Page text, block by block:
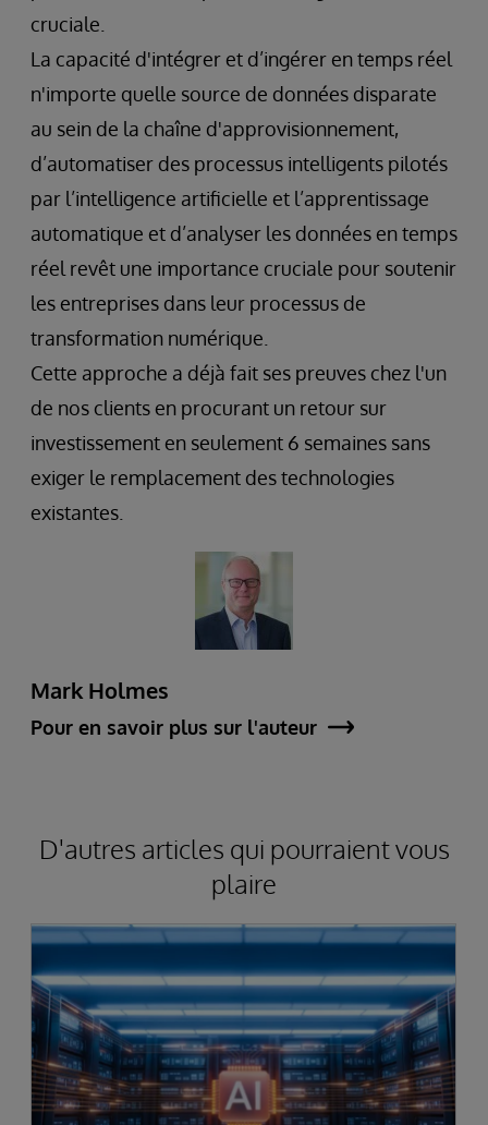
cruciale.
La capacité d'intégrer et d’ingérer en temps réel
n'importe quelle source de données disparate
au sein de la chaîne d'approvisionnement,
d’automatiser des processus intelligents pilotés
par l’intelligence artificielle et l’apprentissage
automatique et d’analyser les données en temps
réel revêt une importance cruciale pour soutenir
les entreprises dans leur processus de
transformation numérique.
Cette approche a déjà fait ses preuves chez l'un
de nos clients en procurant un retour sur
investissement en seulement 6 semaines sans
exiger le remplacement des technologies
existantes.
Mark Holmes
Pour en savoir plus sur l'auteur
D'autres articles qui pourraient vous
plaire